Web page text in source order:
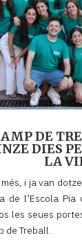
DE
DIES
LA
i ja van
de l’Escola
les seues
de Treball.